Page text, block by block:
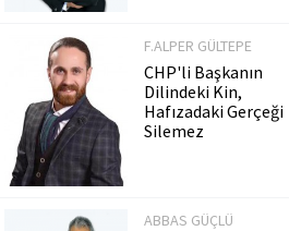
F.ALPER GÜLTEPE
CHP'li Başkanın
Dilindeki Kin,
Hafızadaki Gerçeği
Silemez
ABBAS GÜÇLÜ